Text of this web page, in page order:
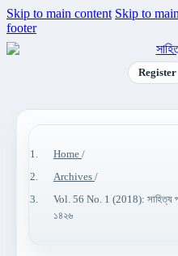
Skip to main content Skip to
footer
Register
Home /
Archives /
Vol. 56 No. 1 (2018): সাহিত্য
১৪২৬